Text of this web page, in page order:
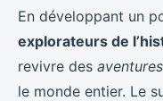
En développant un
explorateurs de
revivre des
le monde entier. Le